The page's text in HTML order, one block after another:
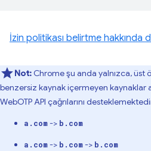
İzin politikası belirtme hakkında
Not: Chrome şu anda yalnızca, üst
benzersiz kaynak içermeyen kaynaklar
WebOTP API çağrılarını
a.com-> b.com
a.com-> b.com-> b.com